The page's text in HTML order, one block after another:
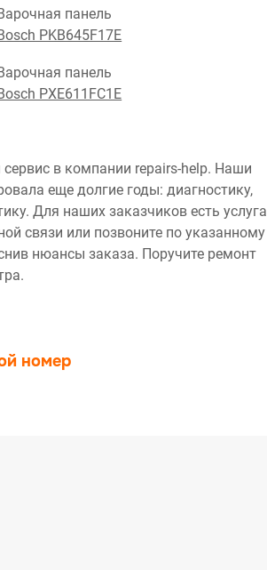
панель
PKB645F17E
панель
PXE611FC1E
в компании repairs-help. Наши
еще долгие годы: диагностику,
Для наших заказчиков есть услуга
связи или позвоните по указанному
нюансы заказа. Поручите ремонт
номер